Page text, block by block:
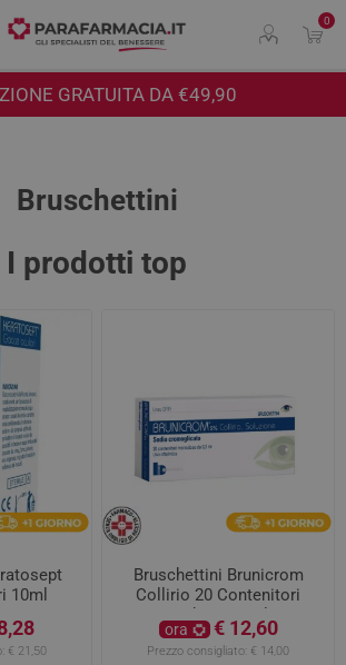
0
GRATUITA DA €49,90
Bruschettini
I prodotti top
10ml
€ 21,50
Bruschettini Brunicrom
Collirio 20 Contenitori
Monodose 0,3Ml 2%
ora € 12,60
Prezzo consigliato: € 14,00